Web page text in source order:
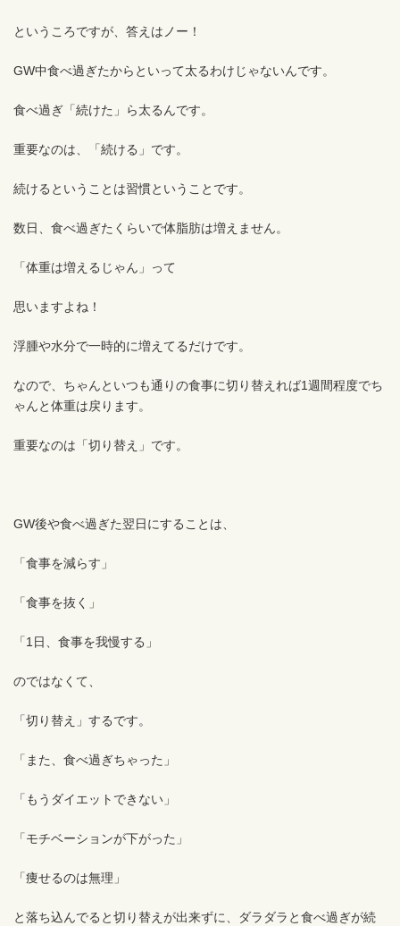
というころですが、答えはノー！
GW中食べ過ぎたからといって太るわけじゃないんです。
食べ過ぎ「続けた」ら太るんです。
重要なのは、「続ける」です。
続けるということは習慣ということです。
数日、食べ過ぎたくらいで体脂肪は増えません。
「体重は増えるじゃん」って
思いますよね！
浮腫や水分で一時的に増えてるだけです。
なので、ちゃんといつも通りの食事に切り替えれば1週間程度でち
ゃんと体重は戻ります。
重要なのは「切り替え」です。
GW後や食べ過ぎた翌日にすることは、
「食事を減らす」
「食事を抜く」
「1日、食事を我慢する」
のではなくて、
「切り替え」するです。
「また、食べ過ぎちゃった」
「もうダイエットできない」
「モチベーションが下がった」
「痩せるのは無理」
と落ち込んでると切り替えが出来ずに、ダラダラと食べ過ぎが続